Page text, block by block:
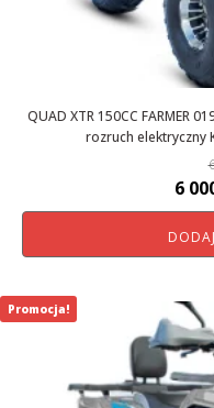
QUAD XTR 150CC FARMER
rozruch elektryczny
6
Promocja!